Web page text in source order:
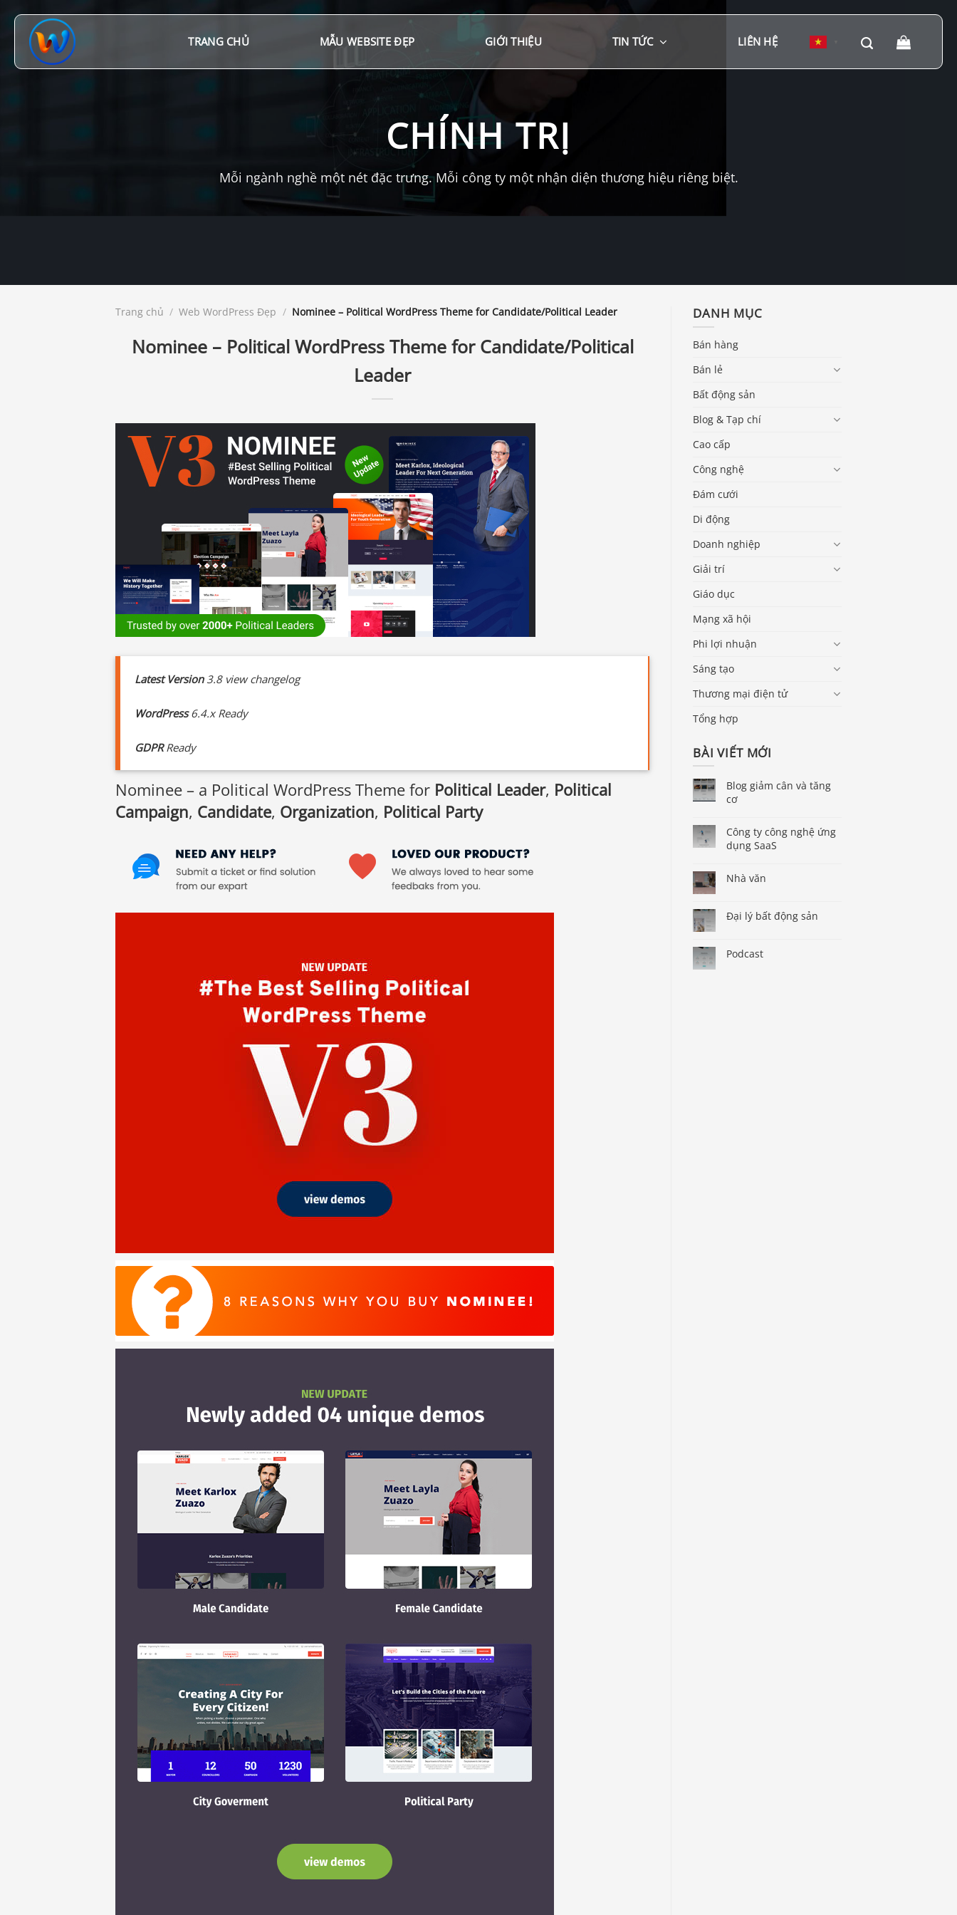
đến
TRANG CHỦ MẪU WEBSITE ĐẸP GIỚI THIỆU TIN TỨC LIÊN HỆ
CHÍNH TRỊ
Mỗi ngành nghề một nét đặc trưng. Mỗi công ty một nhận diện thương hiệu riêng biệt.
Trang chủ / Web WordPress Đẹp / Nominee – Political WordPress Theme for Candidate/Political Leader
Nominee – Political WordPress Theme for Candidate/Political
Leader
Latest Version3.8 view changelog
WordPress6.4.x Ready
GDPRReady
Nominee – a Political WordPress Theme for Political Leader, Political
Campaign, Candidate, Organization, Political Party
DANH MỤC
Bán hàng
Bán lẻ
Bất động sản
Blog & Tạp chí
Cao cấp
Công nghệ
Đám cưới
Di động
Doanh nghiệp
Giải trí
Giáo dục
Mạng xã hội
Phi lợi nhuận
Sáng tạo
Thương mại điện tử
Tổng hợp
BÀI VIẾT MỚI
Blog giảm cân và tăng
cơ
Công ty công nghệ ứng
dụng SaaS
Nhà văn
Đại lý bất động sản
Podcast